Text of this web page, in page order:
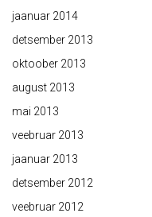
jaanuar 2014
detsember 2013
oktoober 2013
august 2013
mai 2013
veebruar 2013
jaanuar 2013
detsember 2012
veebruar 2012